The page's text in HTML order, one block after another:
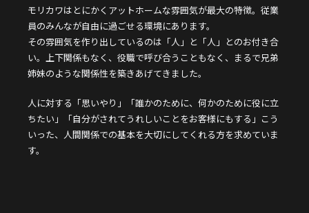
モリカワはとにかくアットホームな雰囲気が最大の特徴。従業
員のみんなが自由に過ごせる環境にあります。
その雰囲気を作り出しているのは「人」と「人」とのお付き合
い。上下関係もなく、役職で呼び合うこともなく、まるで兄弟
姉妹のような関係性を築きあげてきました。
人に対する「思いやり」「誰かのために、何かのために役に立
ちたい」「自分がされてうれしいことをお客様にもする」こう
いった、人間関係での基本を大切にしてくれる方を求めていま
す。